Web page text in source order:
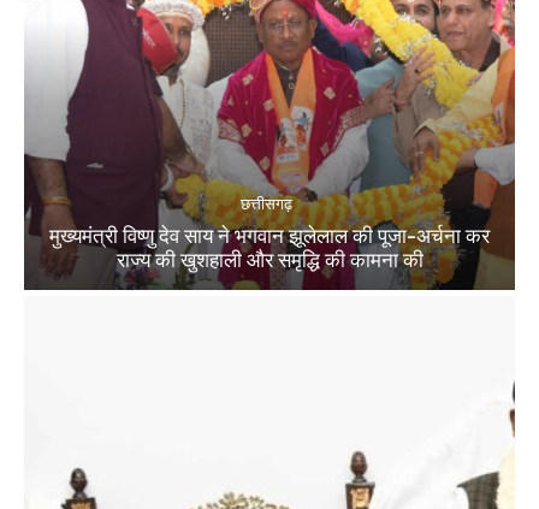
छत्तीसगढ़
मुख्यमंत्री विष्णु देव साय ने भगवान झूलेलाल की पूजा-अर्चना कर
राज्य की खुशहाली और समृद्धि की कामना की